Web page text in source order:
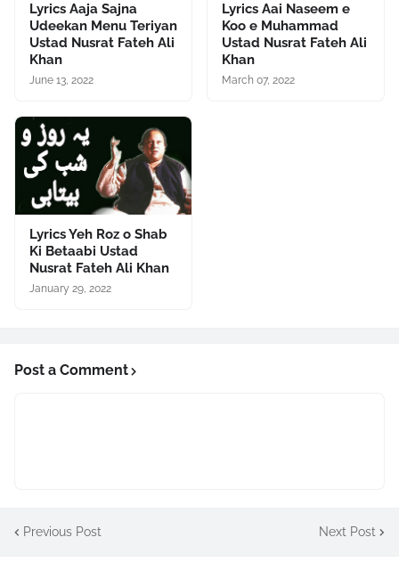
Lyrics Aaja Sajna
Udeekan Menu Teriyan
Ustad Nusrat Fateh Ali
Khan
June 13, 2022
Lyrics Aai Naseem e
Koo e Muhammad
Ustad Nusrat Fateh Ali
Khan
March 07, 2022
Lyrics Yeh Roz o Shab
Ki Betaabi Ustad
Nusrat Fateh Ali Khan
January 29, 2022
Post a Comment
Previous Post Next Post